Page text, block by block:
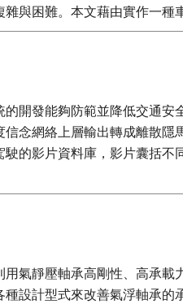
與困難。本文藉由實作一種
開發能夠防範並降低交通
念網絡上層輸出轉成離散
的影片資料庫，影片囊括
氣靜壓軸承高剛性、高承
設計型式來改善氣浮軸承